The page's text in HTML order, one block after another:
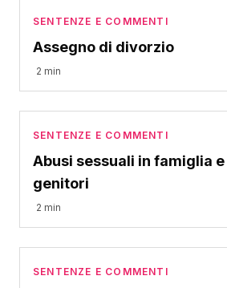
SENTENZE E COMMENTI
Assegno di divorzio
2 min
SENTENZE E COMMENTI
Abusi sessuali in famiglia
genitori
2 min
SENTENZE E COMMENTI